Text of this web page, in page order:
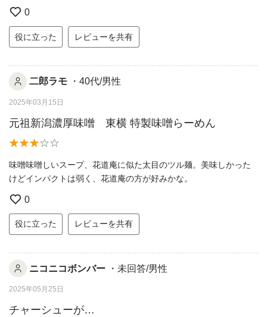
0
役に立った レビューを共有
二郎ラモ ・40代/男性
2025年03月15日
元祖新潟濃厚味噌 東横 特製味噌らーめん
味噌味噌しいスープ、花道庵に似た太目のツル麺。美味しかった
けどインパクトは弱く、花道庵の方が好みかな。
0
役に立った レビューを共有
ニコニコボンバー ・未回答/男性
2025年05月25日
チャーシューが…